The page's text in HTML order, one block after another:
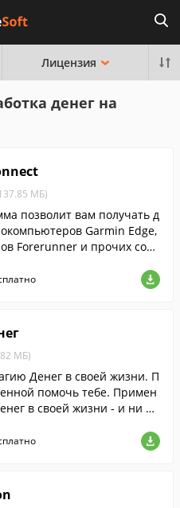
Лицензия
денег на
МБ)
позволит вам получать д
Garmin Edge,
Forerunner и прочих сов
планшете.
МБ)
Денег в своей жизни. П
помочь тебе. Примен
в своей жизни - и ни в